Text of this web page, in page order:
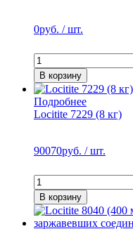
0руб. / шт.
В корзину
Подробнее
Locitite 7229 (8 кг)
90070руб. / шт.
В корзину